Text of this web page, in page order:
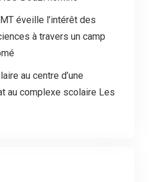
éveille l’intérêt des
à travers un camp
au centre d’une
au complexe scolaire Les